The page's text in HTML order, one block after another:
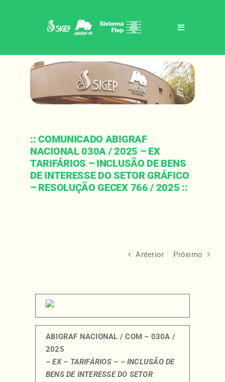
Toggle
Home
Eventos
Notícias
:: COMUNICADO ABIGRAF
NACIONAL 030A / 2025 – EX
TARIFÁRIOS – INCLUSÃO DE BENS
DE INTERESSE DO SETOR GRÁFICO
– RESOLUÇÃO GECEX 766 / 2025 ::
Anterior Próximo
ABIGRAF NACIONAL / COM – 030A /
2025
– EX – TARIFÁRIOS – – INCLUSÃO DE
BENS DE INTERESSE DO SETOR